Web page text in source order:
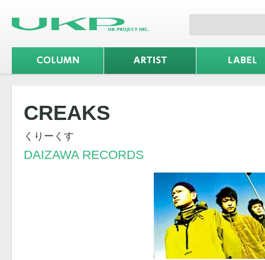
CREAKS
くりーくす
DAIZAWA RECORDS